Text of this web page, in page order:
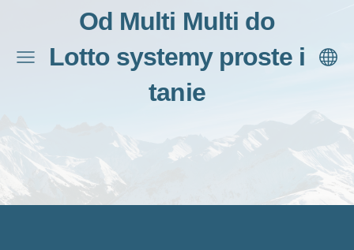
Od Multi Multi do
Lotto systemy proste i
tanie